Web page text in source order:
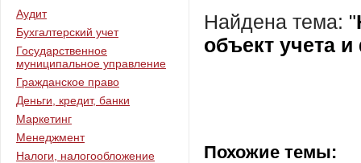
Найдена тема: "
объект учета
Похожие темы:
Аудит
Бухгалтерский учет
Государственное
муниципальное управление
Гражданское право
Деньги, кредит, банки
Маркетинг
Менеджмент
Налоги, налогообложение